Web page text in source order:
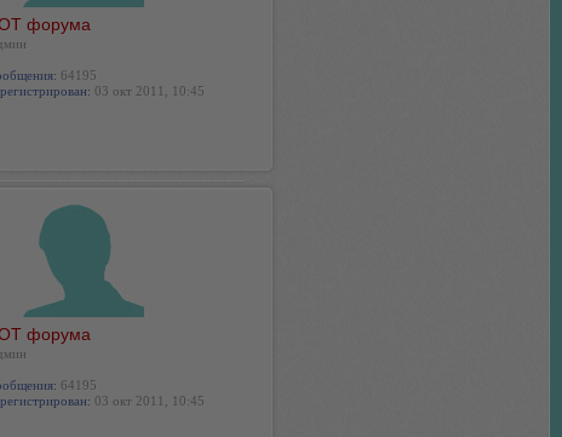
форума
64195
03 окт 2011, 10:45
форума
64195
03 окт 2011, 10:45